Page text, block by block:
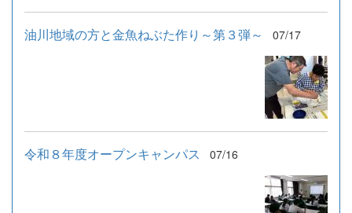
油川地域の方と金魚ねぶた作り～第３弾～ 07/17
令和８年度オープンキャンパス 07/16